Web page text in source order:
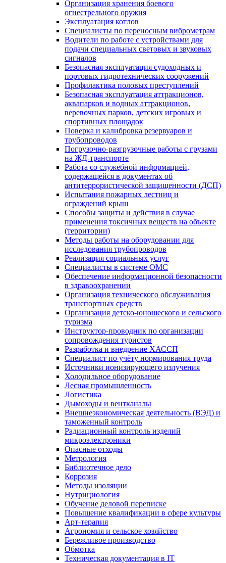
Организация хранения боевого
огнестрельного оружия
Эксплуатация котлов
Специалисты по переносным виброметрам
Водители по работе с устройствами для
подачи специальных световых и звуковых
сигналов
Безопасная эксплуатация судоходных и
портовых гидротехнических сооружений
Профилактика половых преступлений
Безопасная эксплуатация аттракционов,
аквапарков и водных аттракционов,
веревочных парков, детских игровых и
спортивных площадок
Поверка и калибровка резервуаров и
трубопроводов
Погрузочно-разгрузочные работы с грузами
на ЖД-транспорте
Работа со служебной информацией,
содержащейся в документах об
антитеррористической защищенности (ДСП)
Испытания пожарных лестниц и
ограждений крыш
Способы защиты и действия в случае
применения токсичных веществ на объекте
(территории)
Методы работы на оборудовании для
исследования трубопроводов
Реализация социальных услуг
Специалисты в системе ОМС
Обеспечение информационной безопасности
в здравоохранении
Организация технического обслуживания
транспортных средств
Организация детско-юношеского и сельского
туризма
Инструктор-проводник по организации
сопровождения туристов
Разработка и внедрение ХАССП
Специалист по учёту нормирования труда
Источники ионизирующего излучения
Холодильное оборудование
Лесная промышленность
Логистика
Дымоходы и вентканалы
Внешнеэкономическая деятельность (ВЭД) и
таможенный контроль
Радиационный контроль изделий
микроэлектроники
Опасные отходы
Метрология
Библиотечное дело
Коррозия
Методы изоляции
Нутрициология
Обучение деловой переписке
Повышение квалификации в сфере культуры
Арт-терапия
Агрономия и сельское хозяйство
Бережливое производство
Обмотка
Техническая документация в IT